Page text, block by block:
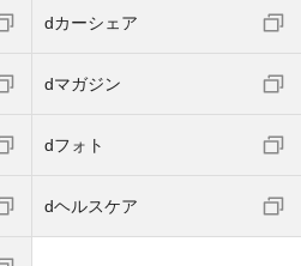
dカーシェア
dマガジン
dフォト
dヘルスケア